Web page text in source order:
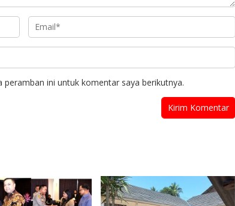
ini untuk komentar saya berikutnya.